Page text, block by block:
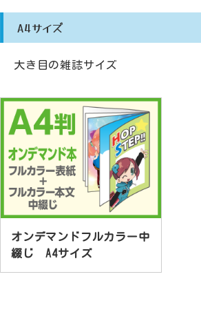
A4サイズ
大き目の雑誌サイズ
オンデマンドフルカラー中
綴じ A4サイズ